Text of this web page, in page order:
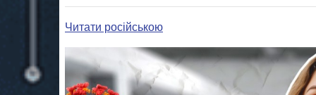
Читати російською